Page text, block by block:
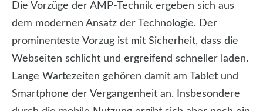
Die Vorzüge der AMP-Technik ergeben sich aus
dem modernen Ansatz der Technologie. Der
prominenteste Vorzug ist mit Sicherheit, dass die
Webseiten schlicht und ergreifend schneller laden.
Lange Wartezeiten gehören damit am Tablet und
Smartphone der Vergangenheit an. Insbesondere